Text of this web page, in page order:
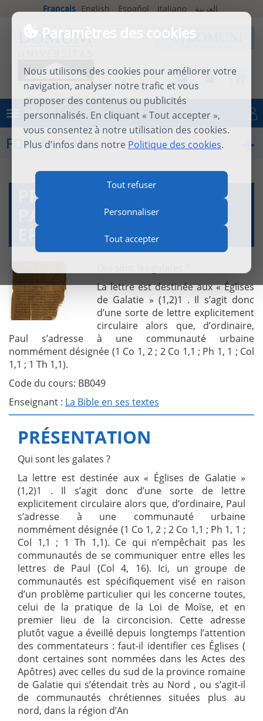
Paramètres des cookies
Nous utilisons des cookies pour améliorer votre
navigation, analyser notre trafic et vous
proposer des contenus ou publicités
personnalisés. En cliquant « Tout accepter »,
vous consentez à notre utilisation des cookies.
Plus d'infos dans notre Politique des cookies.
Tout refuser
Personnaliser
Tout accepter
Français English Español Italiano العربية
MENU Se connecter
FORMATIONS
PERFECTIONNEMENT
PARCOURS BIBLIQUE -
EPÎTRE AUX GALATES
La lettre est destinée aux « Églises
de Galatie » (1,2)1 . Il s’agit donc
d’une sorte de lettre explicitement
circulaire alors que, d’ordinaire,
Paul s’adresse à une communauté urbaine
nommément désignée (1 Co 1, 2 ; 2 Co 1,1 ; Ph 1, 1 ; Col
1,1 ; 1 Th 1,1).
Code du cours: BB049
Enseignant : La Bible en ses textes
PRÉSENTATION
Qui sont les galates ?
La lettre est destinée aux « Églises de Galatie »
(1,2)1 . Il s’agit donc d’une sorte de lettre
explicitement circulaire alors que, d’ordinaire, Paul
s’adresse à une communauté urbaine
nommément désignée (1 Co 1, 2 ; 2 Co 1,1 ; Ph 1, 1 ;
Col 1,1 ; 1 Th 1,1). Ce qui n’empêchait pas les
communautés de se communiquer entre elles les
lettres de Paul (Col 4, 16). Ici, un groupe de
communautés est spécifiquement visé en raison
d’un problème particulier qui les concerne toutes,
celui de la pratique de la Loi de Moïse, et en
premier lieu de la circoncision. Cette adresse
plutôt vague a éveillé depuis longtemps l’attention
des commentateurs : faut-il identifier ces Églises (
dont certaines sont nommées dans les Actes des
Apôtres) avec celles du sud de la province romaine
de Galatie qui s’étendait très au Nord , ou s’agit-il
de communautés chrétiennes situées plus au
nord, dans la région d’An